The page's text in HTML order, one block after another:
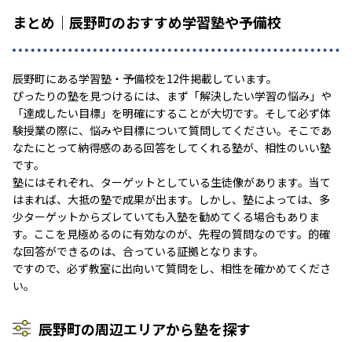
まとめ｜辰野町のおすすめ学習塾や予備校
辰野町にある学習塾・予備校を12件掲載しています。
ぴったりの塾を見つけるには、まず「解決したい学習の悩み」や
「達成したい目標」を明確にすることが大切です。そして必ず体
験授業の際に、悩みや目標について質問してください。そこであ
なたにとって納得感のある回答をしてくれる塾が、相性のいい塾
です。
塾にはそれぞれ、ターゲットとしている生徒像があります。当て
はまれば、大抵の塾で成果が出ます。しかし、塾によっては、多
少ターゲットからズレていても入塾を勧めてくる場合もありま
す。ここを見極めるのに有効なのが、先程の質問なのです。的確
な回答ができるのは、合っている証拠となります。
ですので、必ず教室に出向いて質問をし、相性を確かめてくださ
い。
辰野町の周辺エリアから塾を探す